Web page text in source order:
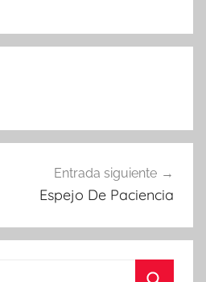
Entrada siguiente
Espejo De Paciencia